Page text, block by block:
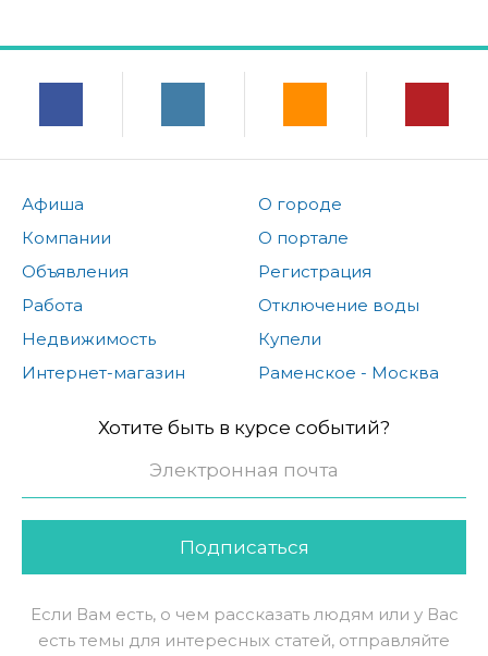
Афиша
Компании
Объявления
Работа
Недвижимость
Интернет-магазин
О городе
О портале
Регистрация
Отключение воды
Купели
Раменское - Москва
Хотите быть в курсе событий?
Подписаться
Если Вам есть, о чем рассказать людям или у Вас
есть темы для интересных статей, отправляйте